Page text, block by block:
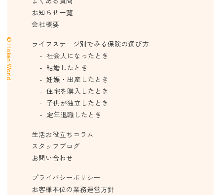
お知らせ一覧
会社概要
ライフステージ別でみる保険の選び方
社会人になったとき
結婚したとき
妊娠・出産したとき
住宅を購入したとき
子供が独立したとき
定年退職したとき
生活お役立ちコラム
スタッフブログ
お問い合わせ
プライバシーポリシー
お客様本位の業務運営方針
© Hoken World